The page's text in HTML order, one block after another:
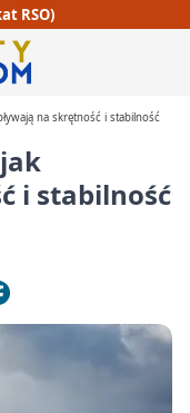
RSO)
na skrętność i stabilność
i stabilność